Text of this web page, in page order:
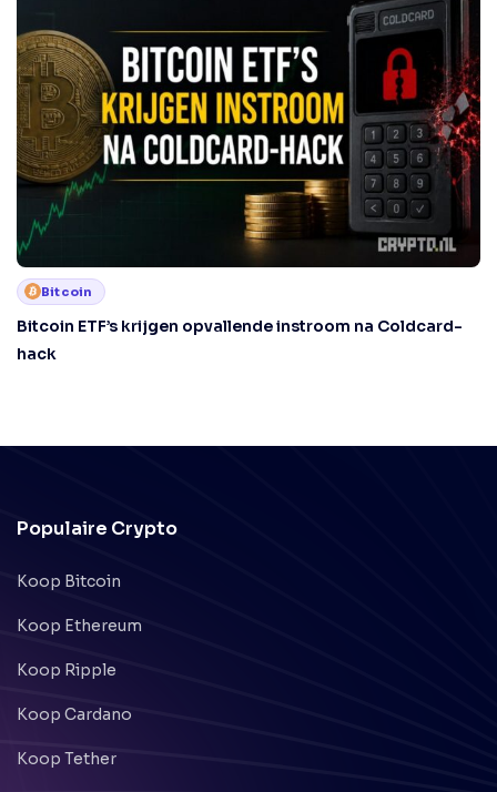
Bitcoin
Bitcoin ETF’s krijgen opvallende instroom na Coldcard-
hack
Populaire Crypto
Koop Bitcoin
Koop Ethereum
Koop Ripple
Koop Cardano
Koop Tether